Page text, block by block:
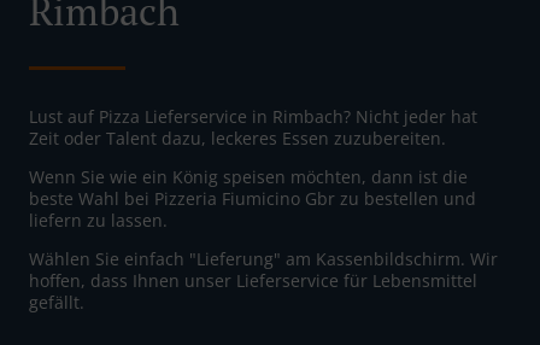
Rimbach
Lust auf Pizza Lieferservice in Rimbach? Nicht jeder hat
Zeit oder Talent dazu, leckeres Essen zuzubereiten.
Wenn Sie wie ein König speisen möchten, dann ist die
beste Wahl bei Pizzeria Fiumicino Gbr zu bestellen und
liefern zu lassen.
Wählen Sie einfach "Lieferung" am Kassenbildschirm. Wir
hoffen, dass Ihnen unser Lieferservice für Lebensmittel
gefällt.